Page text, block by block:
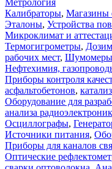
Метрология
Калибраторы, Магазины
Эталоны, Устройства
Микроклимат и
Термогигрометры,
рабочих мест, Шумомеры
Нефтехимия,
Приборы контроля
асфальтобетонов,
Оборудование для
анализа
Осциллографы,
Источники питания,
Приборы для каналов
Оптические